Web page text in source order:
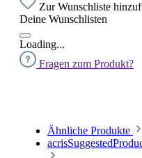
Zur Wunschliste
Deine Wunschlisten
Loading...
Fragen zum Produkt?
Ähnliche Produkte